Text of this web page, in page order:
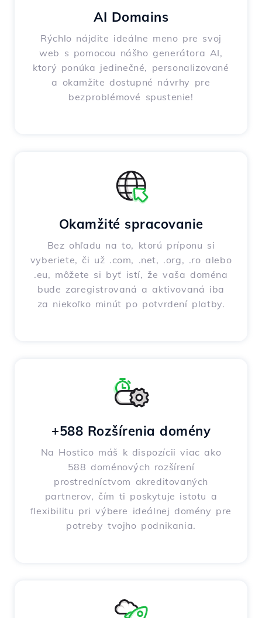
AI Domains
Rýchlo nájdite ideálne meno pre svoj
web s pomocou nášho generátora AI,
ktorý ponúka jedinečné, personalizované
a okamžite dostupné návrhy pre
bezproblémové spustenie!
Okamžité spracovanie
Bez ohľadu na to, ktorú príponu si
vyberiete, či už .com, .net, .org, .ro alebo
.eu, môžete si byť istí, že vaša doména
bude zaregistrovaná a aktivovaná iba
za niekoľko minút po potvrdení platby.
+588 Rozšírenia domény
Na Hostico máš k dispozícii viac ako
588 doménových rozšírení
prostredníctvom akreditovaných
partnerov, čím ti poskytuje istotu a
flexibilitu pri výbere ideálnej domény pre
potreby tvojho podnikania.